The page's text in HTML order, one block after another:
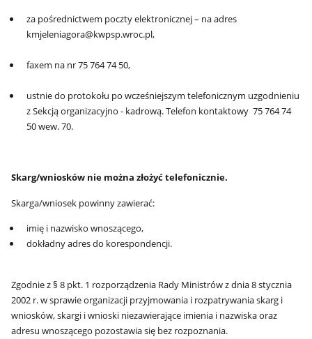
za pośrednictwem poczty elektronicznej – na adres
kmjeleniagora@kwpsp.wroc.pl,
faxem na nr 75 764 74 50,
ustnie do protokołu po wcześniejszym telefonicznym uzgodnieniu
z Sekcją organizacyjno - kadrową. Telefon kontaktowy 75 764 74
50 wew. 70.
Skarg/wniosków nie można złożyć telefonicznie.
Skarga/wniosek powinny zawierać:
imię i nazwisko wnoszącego,
dokładny adres do korespondencji.
Zgodnie z § 8 pkt. 1 rozporządzenia Rady Ministrów z dnia 8 stycznia
2002 r. w sprawie organizacji przyjmowania i rozpatrywania skarg i
wniosków, skargi i wnioski niezawierające imienia i nazwiska oraz
adresu wnoszącego pozostawia się bez rozpoznania.